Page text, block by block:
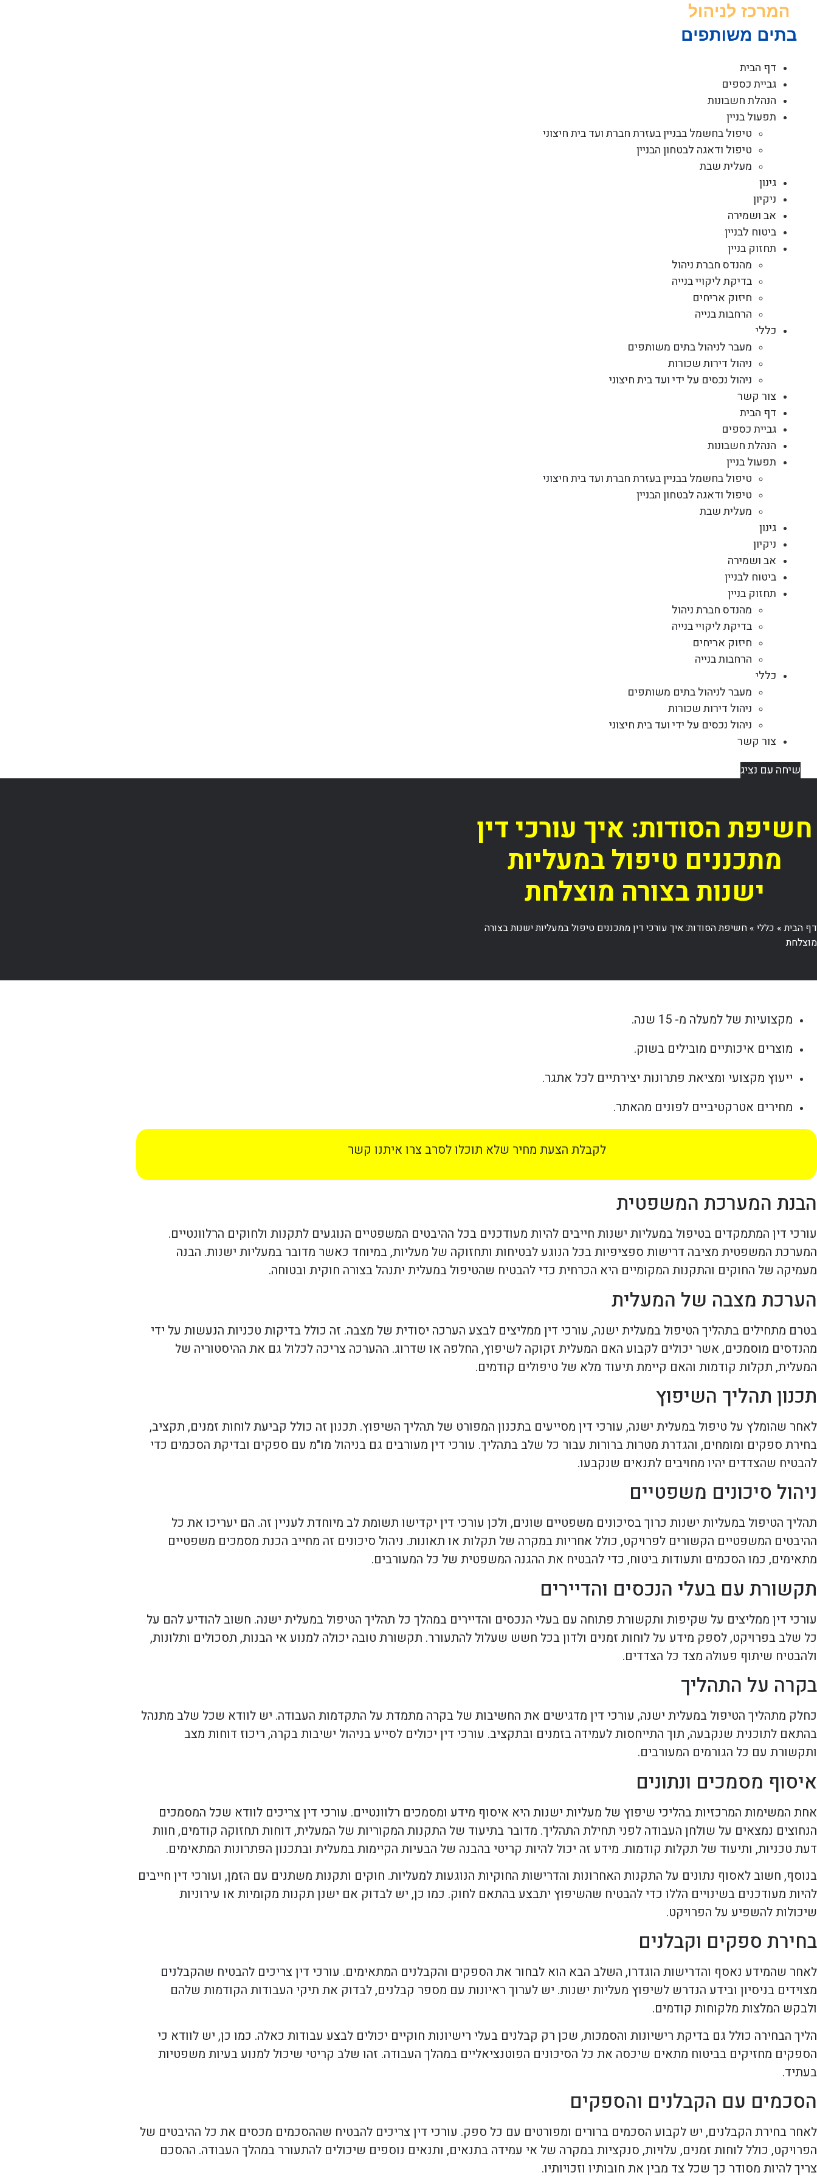
דף הבית
גביית כספים
הנהלת חשבונות
תפעול בניין
טיפול בחשמל בבניין בעזרת חברת ועד בית חיצוני
טיפול ודאגה לבטחון הבניין
מעלית שבת
גינון
ניקיון
אב ושמירה
ביטוח לבניין
תחזוק בניין
מהנדס חברת ניהול
בדיקת ליקויי בנייה
חיזוק אריחים
הרחבות בנייה
כללי
מעבר לניהול בתים משותפים
ניהול דירות שכורות
ניהול נכסים על ידי ועד בית חיצוני
צור קשר
דף הבית
גביית כספים
הנהלת חשבונות
תפעול בניין
טיפול בחשמל בבניין בעזרת חברת ועד בית חיצוני
טיפול ודאגה לבטחון הבניין
מעלית שבת
גינון
ניקיון
אב ושמירה
ביטוח לבניין
תחזוק בניין
מהנדס חברת ניהול
בדיקת ליקויי בנייה
חיזוק אריחים
הרחבות בנייה
כללי
מעבר לניהול בתים משותפים
ניהול דירות שכורות
ניהול נכסים על ידי ועד בית חיצוני
צור קשר
שיחה עם נציג
חשיפת הסודות: איך עורכי דין
מתכננים טיפול במעליות
ישנות בצורה מוצלחת
דף הבית» כללי » חשיפת הסודות: איך עורכי דין מתכננים טיפול במעליות ישנות בצורה
מוצלחת
מקצועיות של למעלה מ- 15 שנה.
מוצרים איכותיים מובילים בשוק.
ייעוץ מקצועי ומציאת פתרונות יצירתיים לכל אתגר.
מחירים אטרקטיביים לפונים מהאתר.
לקבלת הצעת מחיר שלא תוכלו לסרב צרו איתנו קשר
הבנת המערכת המשפטית
עורכי דין המתמקדים בטיפול במעליות ישנות חייבים להיות מעודכנים בכל ההיבטים המשפטיים הנוגעים לתקנות ולחוקים הרלוונטיים.
המערכת המשפטית מציבה דרישות ספציפיות בכל הנוגע לבטיחות ותחזוקה של מעליות, במיוחד כאשר מדובר במעליות ישנות. הבנה
מעמיקה של החוקים והתקנות המקומיים היא הכרחית כדי להבטיח שהטיפול במעלית יתנהל בצורה חוקית ובטוחה.
הערכת מצבה של המעלית
בטרם מתחילים בתהליך הטיפול במעלית ישנה, עורכי דין ממליצים לבצע הערכה יסודית של מצבה. זה כולל בדיקות טכניות הנעשות על ידי
מהנדסים מוסמכים, אשר יכולים לקבוע האם המעלית זקוקה לשיפוץ, החלפה או שדרוג. ההערכה צריכה לכלול גם את ההיסטוריה של
המעלית, תקלות קודמות והאם קיימת תיעוד מלא של טיפולים קודמים.
תכנון תהליך השיפוץ
לאחר שהומלץ על טיפול במעלית ישנה, עורכי דין מסייעים בתכנון המפורט של תהליך השיפוץ. תכנון זה כולל קביעת לוחות זמנים, תקציב,
בחירת ספקים ומומחים, והגדרת מטרות ברורות עבור כל שלב בתהליך. עורכי דין מעורבים גם בניהול מו"מ עם ספקים ובדיקת הסכמים כדי
להבטיח שהצדדים יהיו מחויבים לתנאים שנקבעו.
ניהול סיכונים משפטיים
תהליך הטיפול במעליות ישנות כרוך בסיכונים משפטיים שונים, ולכן עורכי דין יקדישו תשומת לב מיוחדת לעניין זה. הם יעריכו את כל
ההיבטים המשפטיים הקשורים לפרויקט, כולל אחריות במקרה של תקלות או תאונות. ניהול סיכונים זה מחייב הכנת מסמכים משפטיים
מתאימים, כמו הסכמים ותעודות ביטוח, כדי להבטיח את ההגנה המשפטית של כל המעורבים.
תקשורת עם בעלי הנכסים והדיירים
עורכי דין ממליצים על שקיפות ותקשורת פתוחה עם בעלי הנכסים והדיירים במהלך כל תהליך הטיפול במעלית ישנה. חשוב להודיע להם על
כל שלב בפרויקט, לספק מידע על לוחות זמנים ולדון בכל חשש שעלול להתעורר. תקשורת טובה יכולה למנוע אי הבנות, תסכולים ותלונות,
ולהבטיח שיתוף פעולה מצד כל הצדדים.
בקרה על התהליך
כחלק מתהליך הטיפול במעלית ישנה, עורכי דין מדגישים את החשיבות של בקרה מתמדת על התקדמות העבודה. יש לוודא שכל שלב מתנהל
בהתאם לתוכנית שנקבעה, תוך התייחסות לעמידה בזמנים ובתקציב. עורכי דין יכולים לסייע בניהול ישיבות בקרה, ריכוז דוחות מצב
ותקשורת עם כל הגורמים המעורבים.
איסוף מסמכים ונתונים
אחת המשימות המרכזיות בהליכי שיפוץ של מעליות ישנות היא איסוף מידע ומסמכים רלוונטיים. עורכי דין צריכים לוודא שכל המסמכים
הנחוצים נמצאים על שולחן העבודה לפני תחילת התהליך. מדובר בתיעוד של התקנות המקוריות של המעלית, דוחות תחזוקה קודמים, חוות
דעת טכניות, ותיעוד של תקלות קודמות. מידע זה יכול להיות קריטי בהבנה של הבעיות הקיימות במעלית ובתכנון הפתרונות המתאימים.
בנוסף, חשוב לאסוף נתונים על התקנות האחרונות והדרישות החוקיות הנוגעות למעליות. חוקים ותקנות משתנים עם הזמן, ועורכי דין חייבים
להיות מעודכנים בשינויים הללו כדי להבטיח שהשיפוץ יתבצע בהתאם לחוק. כמו כן, יש לבדוק אם ישנן תקנות מקומיות או עירוניות
שיכולות להשפיע על הפרויקט.
בחירת ספקים וקבלנים
לאחר שהמידע נאסף והדרישות הוגדרו, השלב הבא הוא לבחור את הספקים והקבלנים המתאימים. עורכי דין צריכים להבטיח שהקבלנים
מצוידים בניסיון ובידע הנדרש לשיפוץ מעליות ישנות. יש לערוך ראיונות עם מספר קבלנים, לבדוק את תיקי העבודות הקודמות שלהם
ולבקש המלצות מלקוחות קודמים.
הליך הבחירה כולל גם בדיקת רישיונות והסמכות, שכן רק קבלנים בעלי רישיונות חוקיים יכולים לבצע עבודות כאלה. כמו כן, יש לוודא כי
הספקים מחזיקים בביטוח מתאים שיכסה את כל הסיכונים הפוטנציאליים במהלך העבודה. זהו שלב קריטי שיכול למנוע בעיות משפטיות
בעתיד.
הסכמים עם הקבלנים והספקים
לאחר בחירת הקבלנים, יש לקבוע הסכמים ברורים ומפורטים עם כל ספק. עורכי דין צריכים להבטיח שההסכמים מכסים את כל ההיבטים של
הפרויקט, כולל לוחות זמנים, עלויות, סנקציות במקרה של אי עמידה בתנאים, ותנאים נוספים שיכולים להתעורר במהלך העבודה. ההסכם
צריך להיות מסודר כך שכל צד מבין את חובותיו וזכויותיו.